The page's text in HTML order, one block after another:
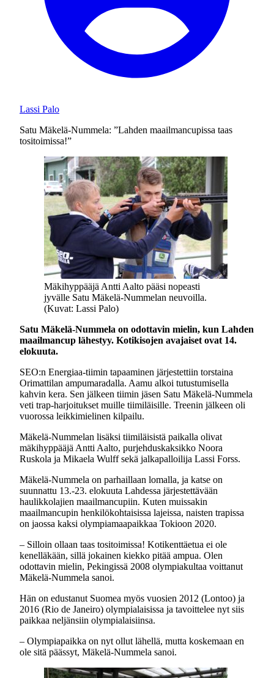
Lassi Palo
Satu Mäkelä-Nummela: ”Lahden maailmancupissa taas
tositoimissa!”
Mäkihyppääjä Antti Aalto pääsi nopeasti
jyvälle Satu Mäkelä-Nummelan neuvoilla.
(Kuvat: Lassi Palo)
Satu Mäkelä-Nummela on odottavin mielin, kun Lahden
maailmancup lähestyy. Kotikisojen avajaiset ovat 14.
elokuuta.
SEO:n Energiaa-tiimin tapaaminen järjestettiin torstaina
Orimattilan ampumaradalla. Aamu alkoi tutustumisella
kahvin kera. Sen jälkeen tiimin jäsen Satu Mäkelä-Nummela
veti trap-harjoitukset muille tiimiläisille. Treenin jälkeen oli
vuorossa leikkimielinen kilpailu.
Mäkelä-Nummelan lisäksi tiimiläisistä paikalla olivat
mäkihyppääjä Antti Aalto, purjehduskaksikko Noora
Ruskola ja Mikaela Wulff sekä jalkapalloilija Lassi Forss.
Mäkelä-Nummela on parhaillaan lomalla, ja katse on
suunnattu 13.-23. elokuuta Lahdessa järjestettävään
haulikkolajien maailmancupiin. Kuten muissakin
maailmancupin henkilökohtaisissa lajeissa, naisten trapissa
on jaossa kaksi olympiamaapaikkaa Tokioon 2020.
– Silloin ollaan taas tositoimissa! Kotikenttäetua ei ole
kenelläkään, sillä jokainen kiekko pitää ampua. Olen
odottavin mielin, Pekingissä 2008 olympiakultaa voittanut
Mäkelä-Nummela sanoi.
Hän on edustanut Suomea myös vuosien 2012 (Lontoo) ja
2016 (Rio de Janeiro) olympialaisissa ja tavoittelee nyt siis
paikkaa neljänsiin olympialaisiinsa.
– Olympiapaikka on nyt ollut lähellä, mutta koskemaan en
ole sitä päässyt, Mäkelä-Nummela sanoi.